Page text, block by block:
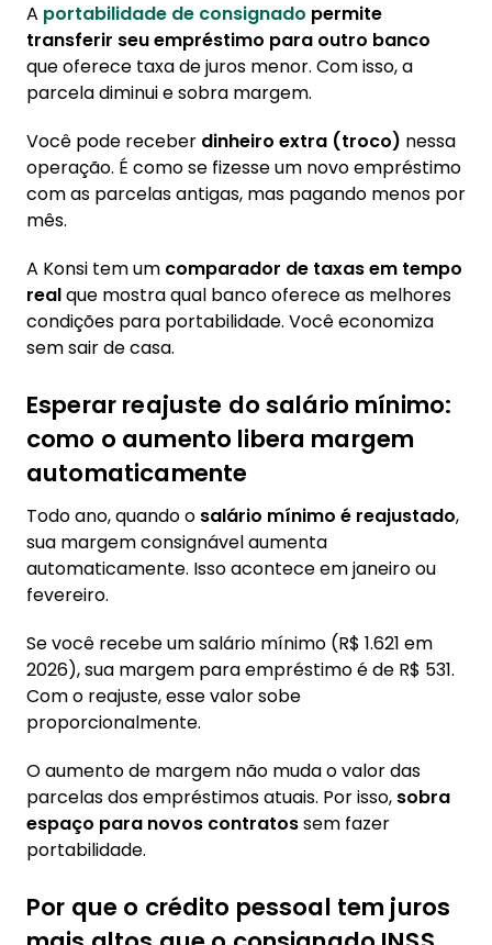
A portabilidade de consignado permite
transferir seu empréstimo para outro banco
que oferece taxa de juros menor. Com isso, a
parcela diminui e sobra margem.
Você pode receber dinheiro extra (troco) nessa
operação. É como se fizesse um novo empréstimo
com as parcelas antigas, mas pagando menos por
mês.
A Konsi tem um comparador de taxas em tempo
realque mostra qual banco oferece as melhores
condições para portabilidade. Você economiza
sem sair de casa.
Esperar reajuste do salário mínimo:
como o aumento libera margem
automaticamente
Todo ano, quando o salário mínimo é reajustado,
sua margem consignável aumenta
automaticamente. Isso acontece em janeiro ou
fevereiro.
Se você recebe um salário mínimo (R$ 1.621 em
2026), sua margem para empréstimo é de R$ 531.
Com o reajuste, esse valor sobe
proporcionalmente.
O aumento de margem não muda o valor das
parcelas dos empréstimos atuais. Por isso, sobra
espaço para novos contratossem fazer
portabilidade.
Por que o crédito pessoal tem juros